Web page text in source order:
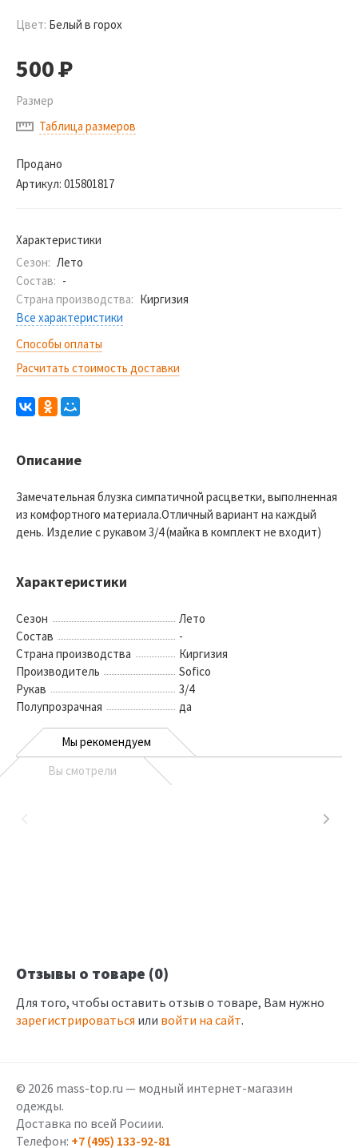
Цвет: Белый в горох
500Р
Размер
Таблица размеров
Продано
Артикул: 015801817
Характеристики
Сезон: Лето
Состав: -
Страна производства: Киргизия
Все характеристики
Способы оплаты
Расчитать стоимость доставки
Описание
Замечательная блузка симпатичной расцветки, выполненная
из комфортного материала.Отличный вариант на каждый
день. Изделие с рукавом 3/4 (майка в комплект не входит)
Характеристики
Сезон
Лето
Состав
-
Страна производства
Киргизия
Производитель
Sofico
Рукав
3/4
Полупрозрачная
да
Мы рекомендуем
Вы смотрели
Отзывы о товаре (0)
Для того, чтобы оставить отзыв о товаре, Вам нужно
зарегистрироваться или войти на сайт.
© 2026 mass-top.ru — модный интернет-магазин
одежды.
Доставка по всей Росиии.
Телефон: +7 (495) 133-92-81